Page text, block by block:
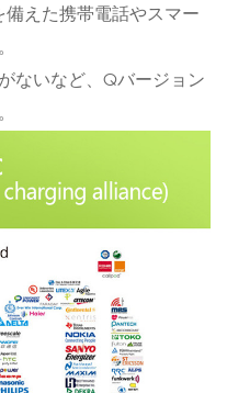
えた携帯電話やスマー
ないなど、Qバージョン